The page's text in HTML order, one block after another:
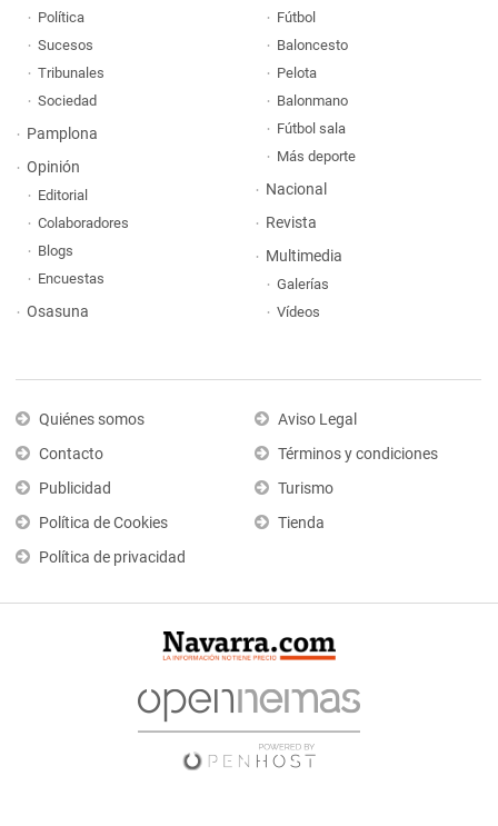
Política
Sucesos
Tribunales
Sociedad
Pamplona
Opinión
Editorial
Colaboradores
Blogs
Encuestas
Osasuna
Fútbol
Baloncesto
Pelota
Balonmano
Fútbol sala
Más deporte
Nacional
Revista
Multimedia
Galerías
Vídeos
Quiénes somos
Contacto
Publicidad
Política de Cookies
Política de privacidad
Aviso Legal
Términos y condiciones
Turismo
Tienda